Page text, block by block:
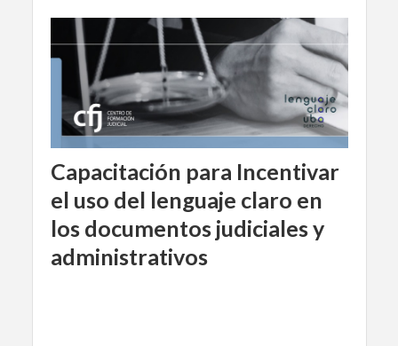
Capacitación para Incentivar
el uso del lenguaje claro en
los documentos judiciales y
administrativos